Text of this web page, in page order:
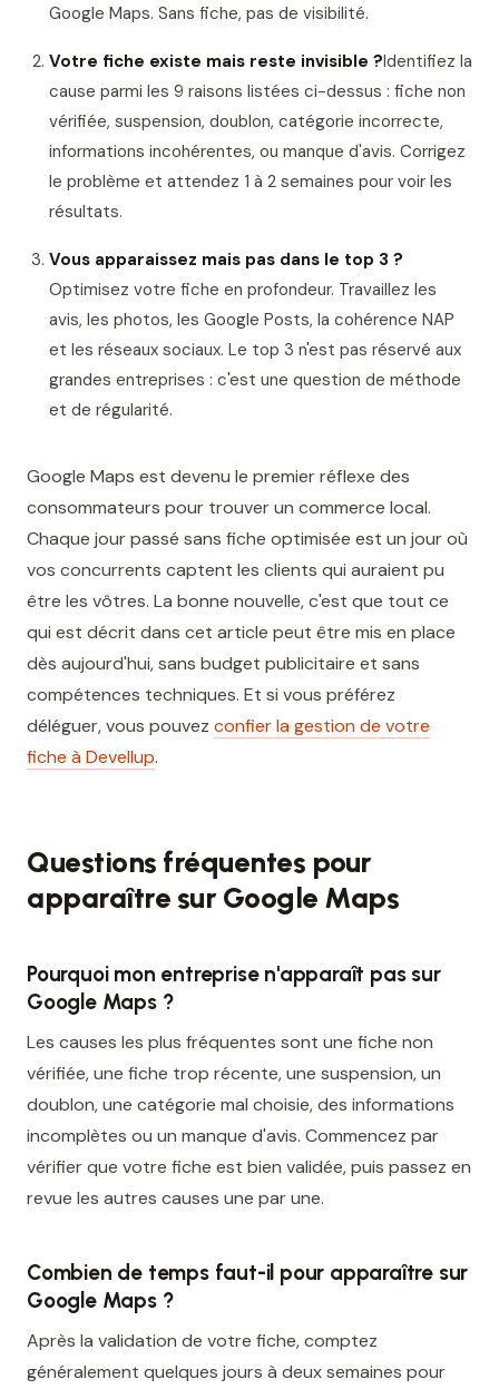
Google Maps. Sans fiche, pas de visibilité.
Votre fiche existe mais reste invisible ?Identifiez la
cause parmi les 9 raisons listées ci-dessus : fiche non
vérifiée, suspension, doublon, catégorie incorrecte,
informations incohérentes, ou manque d'avis. Corrigez
le problème et attendez 1 à 2 semaines pour voir les
résultats.
Vous apparaissez mais pas dans le top 3 ?
Optimisez votre fiche en profondeur. Travaillez les
avis, les photos, les Google Posts, la cohérence NAP
et les réseaux sociaux. Le top 3 n'est pas réservé aux
grandes entreprises : c'est une question de méthode
et de régularité.
Google Maps est devenu le premier réflexe des
consommateurs pour trouver un commerce local.
Chaque jour passé sans fiche optimisée est un jour où
vos concurrents captent les clients qui auraient pu
être les vôtres. La bonne nouvelle, c'est que tout ce
qui est décrit dans cet article peut être mis en place
dès aujourd'hui, sans budget publicitaire et sans
compétences techniques. Et si vous préférez
déléguer, vous pouvez confier la gestion de votre
fiche à Devellup.
Questions fréquentes pour
apparaître sur Google Maps
Pourquoi mon entreprise n'apparaît pas sur
Google Maps ?
Les causes les plus fréquentes sont une fiche non
vérifiée, une fiche trop récente, une suspension, un
doublon, une catégorie mal choisie, des informations
incomplètes ou un manque d'avis. Commencez par
vérifier que votre fiche est bien validée, puis passez en
revue les autres causes une par une.
Combien de temps faut-il pour apparaître sur
Google Maps ?
Après la validation de votre fiche, comptez
généralement quelques jours à deux semaines pour